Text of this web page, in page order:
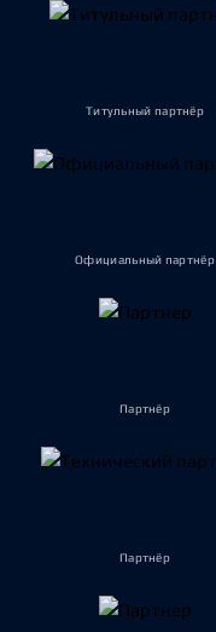
Титульный партнёр
Официальный партнёр
Партнёр
Партнёр